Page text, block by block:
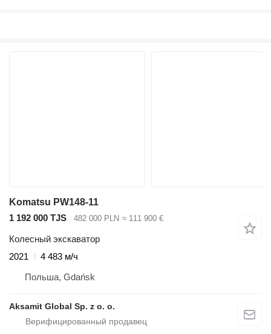
Komatsu PW148-11
1 192 000 TJS
482 000 PLN ≈ 111 900 €
Колесный экскаватор
2021
4 483 м/ч
Польша, Gdańsk
Aksamit Global Sp. z o. o.